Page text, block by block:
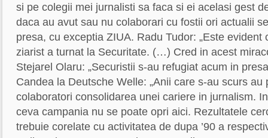
si pe colegii mei jurnalisti sa faca si ei acelasi gest
daca au avut sau nu colaborari cu fostii ori actualii
presa, cu exceptia ZIUA. Radu Tudor: „Este evident
ziarist a turnat la Securitate. (…) Cred in acest
Stejarel Olaru: „Securistii s-au refugiat acum in
Candea la Deutsche Welle: „Anii care s-au scurs au
colaboratori consolidarea unei cariere in jurnalism.
ceva campania nu se poate opri aici. Rezultatele
trebuie corelate cu activitatea de dupa ’90 a